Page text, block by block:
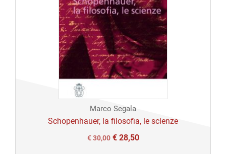
Marco Segala
Schopenhauer, la filosofia, le scienze
Il
€30,00Il€28,50